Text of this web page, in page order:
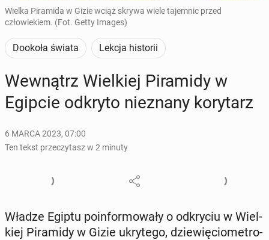
Wielka Piramida w Gizie wciąż skrywa wiele tajemnic przed
człowiekiem. (Fot. Getty Images)
Dookoła świata Lekcja historii
We­wnątrz Wiel­kiej Pi­ra­mi­dy w
Egipcie odkryto nie­zna­ny ko­ry­tarz
6 MARCA 2023, 07:00
Ten tekst przeczytasz w 2 minuty
Władze Egiptu po­in­for­mo­wa­ły o od­kry­ciu w Wiel­
kiej Pi­ra­mi­dy w Gizie ukry­te­go, dzie­wię­cio­me­tro­